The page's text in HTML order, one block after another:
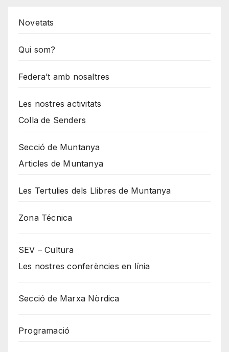
Novetats
Qui som?
Federa’t amb nosaltres
Les nostres activitats
Colla de Senders
Secció de Muntanya
Articles de Muntanya
Les Tertulies dels Llibres de Muntanya
Zona Técnica
SEV – Cultura
Les nostres conferències en línia
Secció de Marxa Nòrdica
Programació